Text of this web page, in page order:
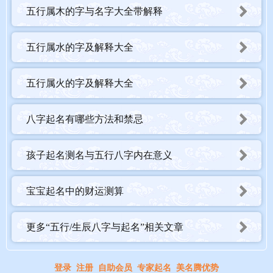
五行属木的字与名字大全带解释
五行属水的字及解释大全
五行属火的字及解释大全
八字起名有哪些方法和禁忌
孩子起名测名与五行八字内在意义
宝宝起名中的财运测算
更多“五行/生辰八字与起名”相关文章
登录 注册 自助会员 专家起名 美名腾优势